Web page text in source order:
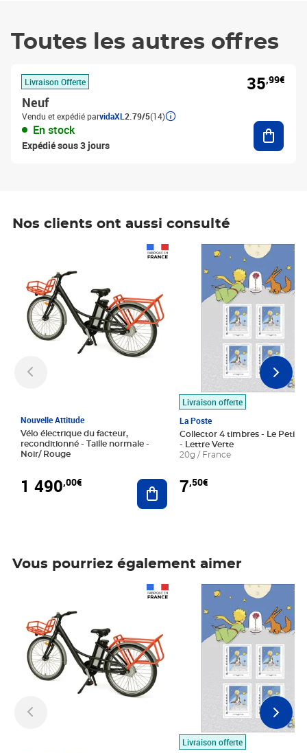
Toutes les autres offres
Livraison Offerte
Neuf
Vendu et expédié parvidaXL 2.79/5(14)
En stock
Expédié sous 3 jours
35,99€
Nos clients ont aussi consulté
Nouvelle Attitude
Vélo électrique du facteur,
reconditionné - Taille normale -
Noir/ Rouge
1 490,00€ Ajouter au panier
Livraison offerte
La Poste
Collector 4 timbres - Le Petit
- Lettre Verte
20g / France
7,50€
Prix 7,50€
Vous pourriez également aimer
Livraison offerte
Prix 7,50€